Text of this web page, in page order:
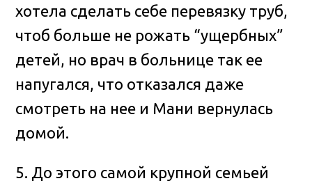
хотела сделать себе перевязку труб,
чтоб больше не рожать “ущербных”
детей, но врач в больнице так ее
напугался, что отказался даже
смотреть на нее и Мани вернулась
домой.
5. До этого самой крупной семьей